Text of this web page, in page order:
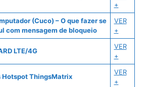
+
(Cuco) – O que fazer se
com mensagem de bloqueio
VER
+
LTE/4G
VER
+
ThingsMatrix
VER
+